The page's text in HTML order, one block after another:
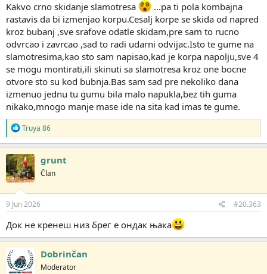
Kakvo crno skidanje slamotresa
...pa ti pola kombajna
rastavis da bi izmenjao korpu.Cesalj korpe se skida od napred
kroz bubanj ,sve srafove odatle skidam,pre sam to rucno
odvrcao i zavrcao ,sad to radi udarni odvijac.Isto te gume na
slamotresima,kao sto sam napisao,kad je korpa napolju,sve 4
se mogu montirati,ili skinuti sa slamotresa kroz one bocne
otvore sto su kod bubnja.Bas sam sad pre nekoliko dana
izmenuo jednu tu gumu bila malo napukla,bez tih guma
nikako,mnogo manje mase ide na sita kad imas te gume.
R
e
a
g
o
v
a
n
j
:
Truya 86
grunt
Član
9 Jun 2026 #20.363
Док не кренеш низ брег е ондак њака
Dobrinčan
Moderator